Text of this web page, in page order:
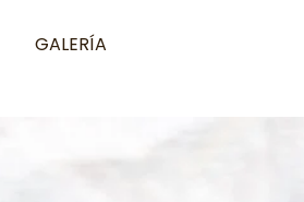
GALERÍA